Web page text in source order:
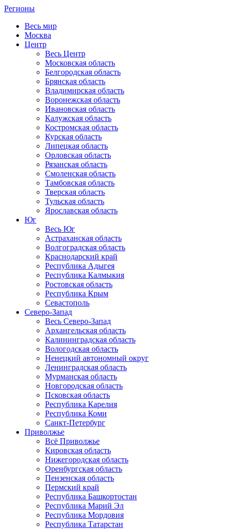
Регионы
Весь мир
Москва
Центр
Весь Центр
Московская область
Белгородская область
Брянская область
Владимирская область
Воронежская область
Ивановская область
Калужская область
Костромская область
Курская область
Липецкая область
Орловская область
Рязанская область
Смоленская область
Тамбовская область
Тверская область
Тульская область
Ярославская область
Юг
Весь Юг
Астраханская область
Волгоградская область
Краснодарский край
Республика Адыгея
Республика Калмыкия
Ростовская область
Республика Крым
Севастополь
Северо-Запад
Весь Северо-Запад
Архангельская область
Калининградская область
Вологодская область
Ненецкий автономный округ
Ленинградская область
Мурманская область
Новгородская область
Псковская область
Республика Карелия
Республика Коми
Санкт-Петербург
Приволжье
Всё Приволжье
Кировская область
Нижегородская область
Оренбургская область
Пензенская область
Пермский край
Республика Башкортостан
Республика Марий Эл
Республика Мордовия
Республика Татарстан